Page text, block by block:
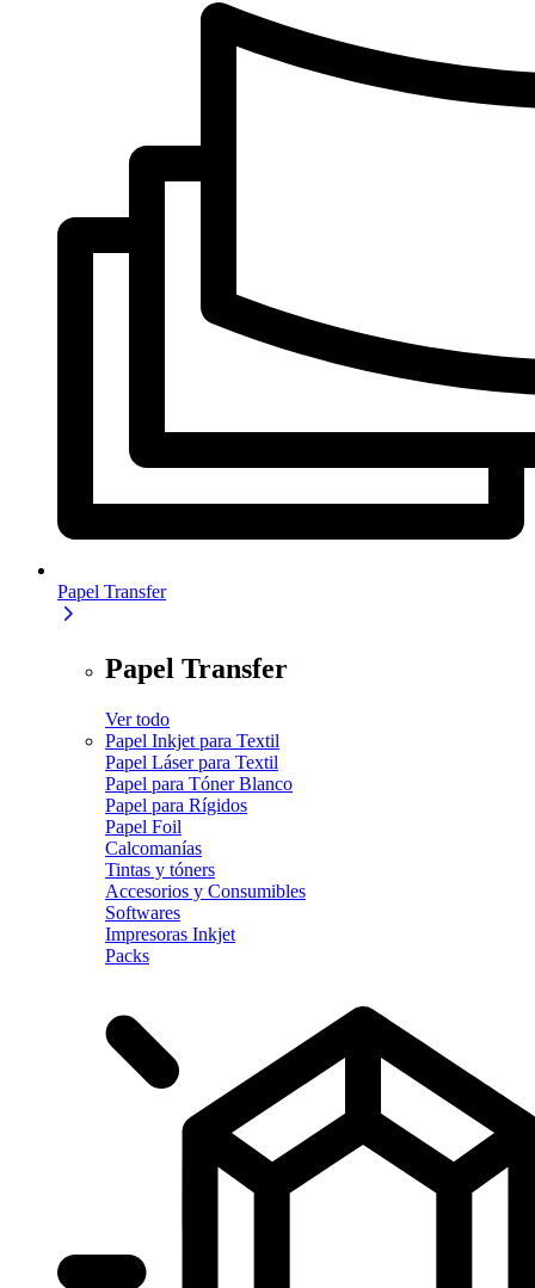
Papel Transfer
Papel Transfer
Ver todo
Papel Inkjet para Textil
Papel Láser para Textil
Papel para Tóner Blanco
Papel para Rígidos
Papel Foil
Calcomanías
Tintas y tóners
Accesorios y Consumibles
Softwares
Impresoras Inkjet
Packs